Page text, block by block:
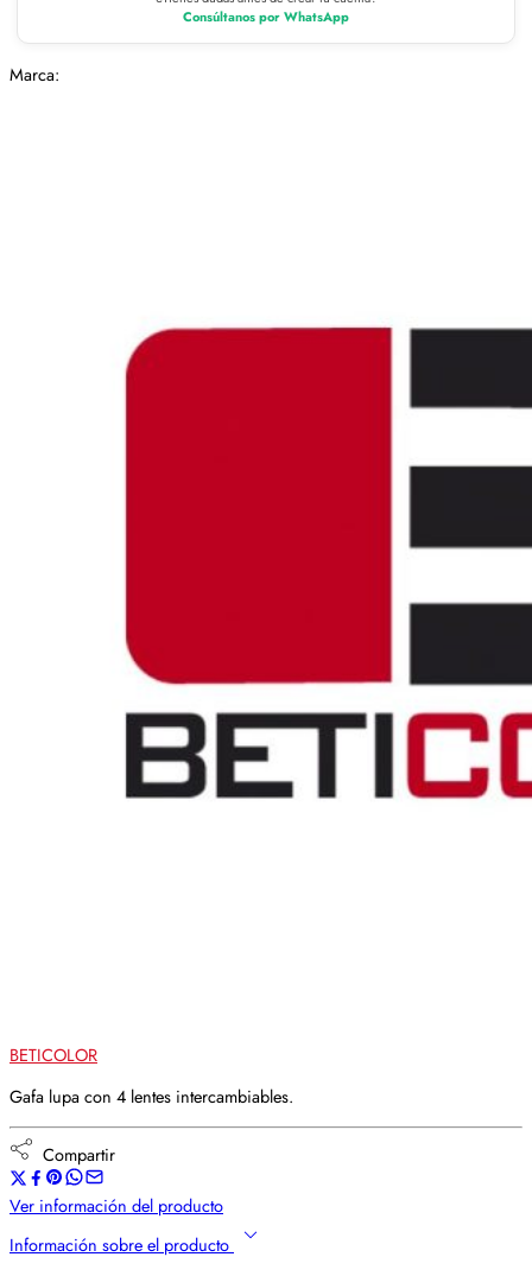
Consúltanos por WhatsApp
Marca:
BETICOLOR
Gafa lupa con 4 lentes intercambiables.
Compartir
Ver información del producto
Información sobre el producto